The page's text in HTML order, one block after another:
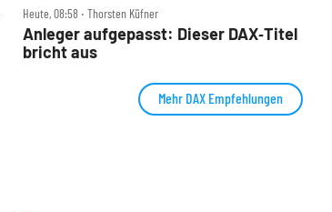
Heute, 08:58 ‧ Thorsten Küfner
Anleger aufgepasst: Dieser DAX‑Titel
bricht aus
Mehr DAX Empfehlungen